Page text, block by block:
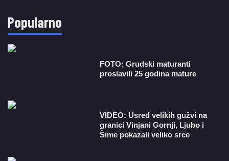
Popularno
FOTO: Grudski maturanti
proslavili 25 godina mature
VIDEO: Usred velikih gužvi na
granici Vinjani Gornji, Ljubo i
Šime pokazali veliko srce